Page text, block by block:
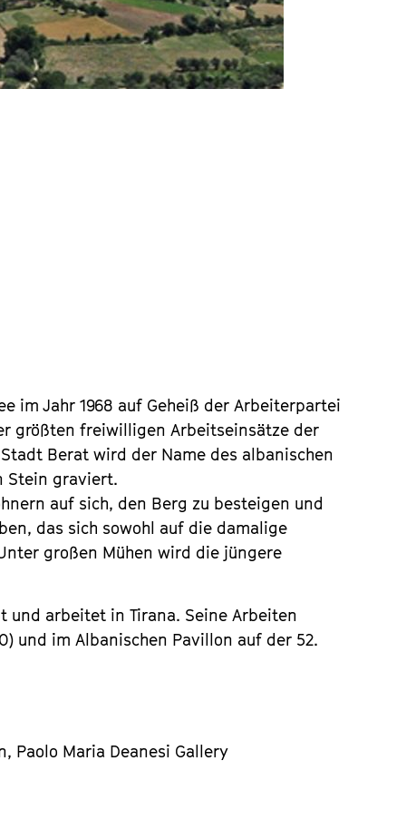
im Jahr 1968 auf Geheiß der Arbeiterpartei
größten freiwilligen Arbeitseinsätze der
Berat wird der Name des albanischen
Stein graviert.
auf sich, den Berg zu besteigen und
das sich sowohl auf die damalige
großen Mühen wird die jüngere
und arbeitet in Tirana. Seine Arbeiten
und im Albanischen Pavillon auf der 52.
Paolo Maria Deanesi Gallery